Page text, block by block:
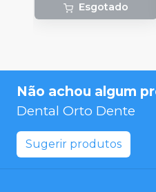
Esgotado
Não achou algum
Dental Orto Dente
Sugerir produtos